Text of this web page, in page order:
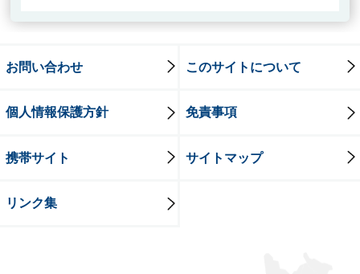
お問い合わせ このサイトについて
個人情報保護方針 免責事項
携帯サイト サイトマップ
リンク集